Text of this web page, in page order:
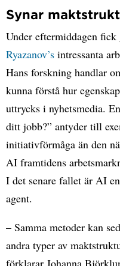
Synar
Under eftermiddagen fick
Ryazanov’s intressanta
Hans forskning handlar
kunna förstå hur
uttrycks i nyhetsmedia.
ditt jobb?” antyder till
initiativförmåga än den
AI framtidens
I det senare fallet är AI
agent.
– Samma metoder kan
andra typer av
förklarar Johanna